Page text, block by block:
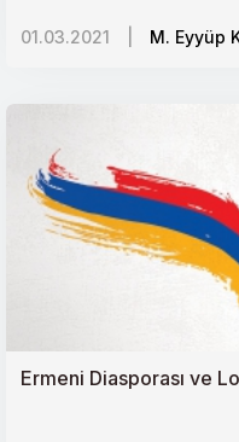
Türkiyede Tarım
Afrikada Yeni Yatırım
01.03.2021 M. Eyyüp
Ermeni Diasporası ve